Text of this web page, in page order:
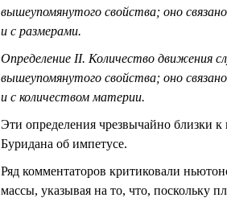
вышеупомянутого свойства; оно
и с размерами.
Определение II. Количество движения
вышеупомянутого свойства; оно
и с количеством материи.
Эти определения чрезвычайно близки к
Буридана об импетусе.
Ряд комментаторов критиковали
массы, указывая на то, что, поскольку